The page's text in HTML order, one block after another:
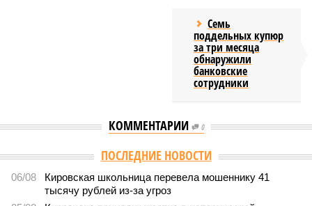
Семь
поддельных купюр
за три месяца
обнаружили
банковские
сотрудники
КОММЕНТАРИИ 0
Версия //Общество //
Новостройки Кировской области подорожали на
Можем себе позволить?